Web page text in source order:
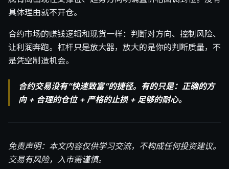
具体理由就不开仓。
合约市场的赚钱逻辑和现货一样：判断对方向、控制风险、
让利润奔跑。杠杆只是放大器，放大的是你的判断质量，不
是凭空制造机会。
合约交易没有”快速致富”的捷径。有的只是：正确的方
向 + 合理的仓位 + 严格的止损 + 足够的耐心。
免责声明：本文内容仅供学习交流，不构成任何投资建议。
交易有风险，入市需谨慎。